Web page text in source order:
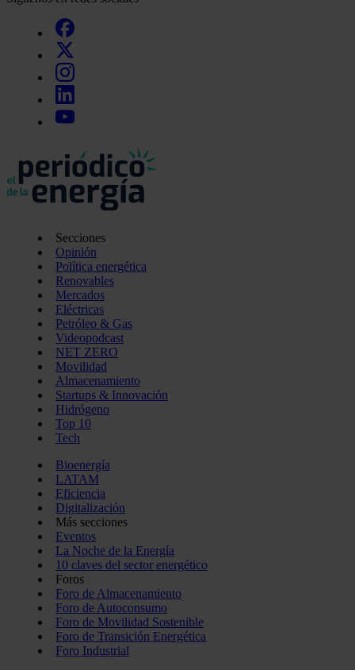
Secciones
Opinión
Política energética
Renovables
Mercados
Eléctricas
Petróleo & Gas
Videopodcast
NET ZERO
Movilidad
Almacenamiento
Startups & Innovación
Hidrógeno
Top 10
Tech
Bioenergía
LATAM
Eficiencia
Digitalización
Más secciones
Eventos
La Noche de la Energía
10 claves del sector energético
Foros
Foro de Almacenamiento
Foro de Autoconsumo
Foro de Movilidad Sostenible
Foro de Transición Energética
Foro Industrial